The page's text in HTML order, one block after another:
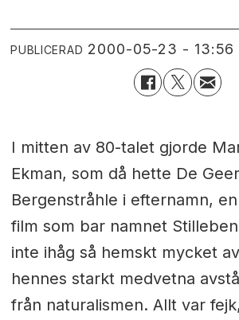
PUBLICERAD 2000-05-23 - 13:56
I mitten av 80-talet gjorde
Ekman, som då hette De Geer
Bergenstråhle i efternamn,
film som bar namnet
inte ihåg så hemskt mycket
hennes starkt medvetna
från naturalismen. Allt var